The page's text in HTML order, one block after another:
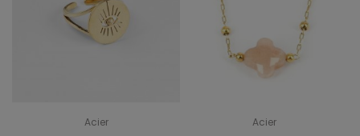
Acier Acier